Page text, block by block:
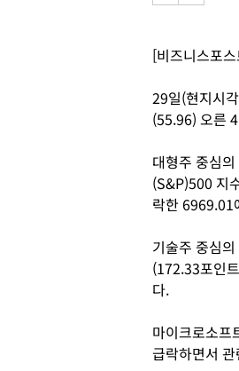
[비즈니스포
29일(현지시
(55.96) 오른
대형주 중심
(S&P)500 지
락한 6969.01
기술주 중심
(172.33포인
다.
마이크로소프
급락하면서